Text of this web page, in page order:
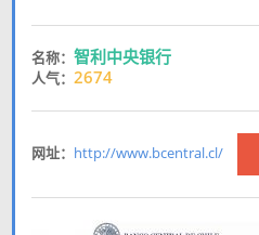
名称： 智利中央银行
人气： 2674
网址： http://www.bcentral.cl/